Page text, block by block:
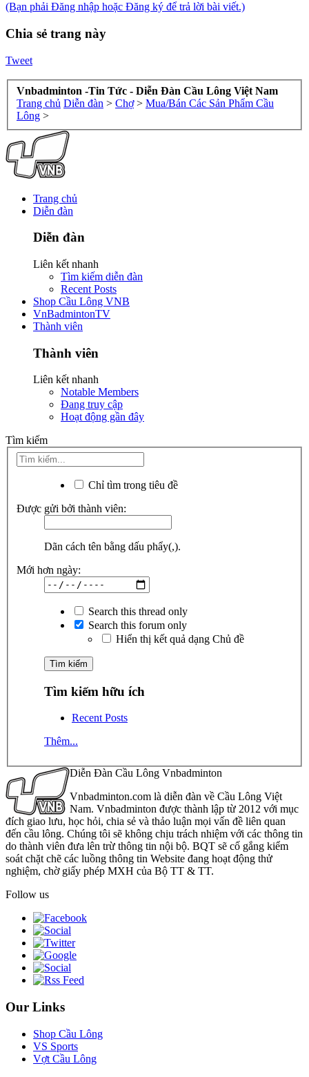
(Bạn phải Đăng nhập hoặc Đăng ký để trả lời bài viết.)
Chia sẻ trang này
Tweet
Vnbadminton -Tin Tức - Diễn Đàn Cầu Lông Việt Nam
Trang chủ Diễn đàn > Chợ > Mua/Bán Các Sản Phẩm Cầu
Lông >
Trang chủ
Diễn đàn
Diễn đàn
Liên kết nhanh
Tìm kiếm diễn đàn
Recent Posts
Shop Cầu Lông VNB
VnBadmintonTV
Thành viên
Thành viên
Liên kết nhanh
Notable Members
Đang truy cập
Hoạt động gần đây
Tìm kiếm
Chỉ tìm trong tiêu đề
Được gửi bởi thành viên:
Dãn cách tên bằng dấu phẩy(,).
Mới hơn ngày:
Search this thread only
Search this forum only
Hiển thị kết quả dạng Chủ đề
Tìm kiếm hữu ích
Recent Posts
Thêm...
Diễn Đàn Cầu Lông Vnbadminton
Vnbadminton.com là diễn đàn về Cầu Lông Việt
Nam. Vnbadminton được thành lập từ 2012 với mục
đích giao lưu, học hỏi, chia sẻ và thảo luận mọi vấn đề liên quan
đến cầu lông. Chúng tôi sẽ không chịu trách nhiệm với các thông tin
do thành viên đưa lên trừ thông tin nội bộ. BQT sẽ cố gắng kiểm
soát chặt chẽ các luồng thông tin Website đang hoạt động thử
nghiệm, chờ giấy phép MXH của Bộ TT & TT.
Follow us
Our Links
Shop Cầu Lông
VS Sports
Vợt Cầu Lông